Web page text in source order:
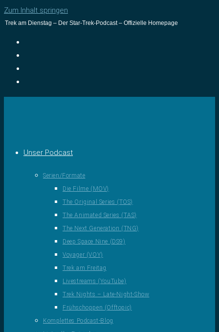
Zum Inhalt springen
Trek am Dienstag – Der Star-Trek-Podcast – Offizielle Homepage
Unser Podcast
Serien/Formate
Die Filme (MOV)
The Original Series (TOS)
The Animated Series (TAS)
The Next Generation (TNG)
Deep Space Nine (DS9)
Voyager (VOY)
Trek am Freitag
Livestreams (YouTube)
Trek Nights – Late-Night-Show
Frühschoppen (Offtopic)
Komplettes Podcast-Blog